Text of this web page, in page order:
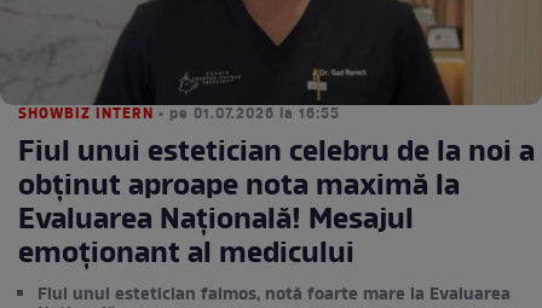
SHOWBIZ INTERN • pe 01.07.2026 la 16:55
Fiul unui estetician celebru de la noi a
obținut aproape nota maximă la
Evaluarea Națională! Mesajul
emoționant al medicului
Fiul unui estetician faimos, notă foarte mare la Evaluarea